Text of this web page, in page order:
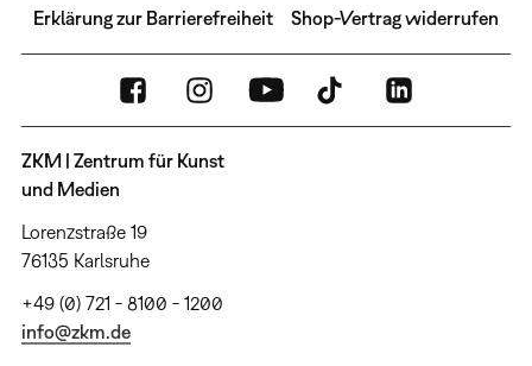
Erklärung zur Barrierefreiheit Shop-Vertrag widerrufen
ZKM | Zentrum für Kunst
und Medien
Lorenzstraße 19
76135 Karlsruhe
+49 (0) 721 - 8100 - 1200
info@zkm.de